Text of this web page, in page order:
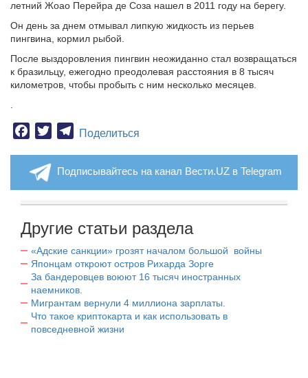
летний Жоао Перейра де Соза нашел в 2011 году на берегу.
Он день за днем отмывал липкую жидкость из перьев
пингвина, кормил рыбой.
После выздоровления пингвин неожиданно стал возвращаться
к бразильцу, ежегодно преодолевая расстояния в 8 тысяч
километров, чтобы пробыть с ним несколько месяцев.
Facebook
TwitterTelegram
Поделиться
Подписывайтесь на канал Вести.UZ в Telegram
Другие статьи раздела
«Адские санкции» грозят началом большой войны
Японцам откроют остров Рихарда Зорге
За бандеровцев воюют 16 тысяч иностранных
наемников.
Мигрантам вернули 4 миллиона зарплаты.
Что такое криптокарта и как использовать в
повседневной жизни